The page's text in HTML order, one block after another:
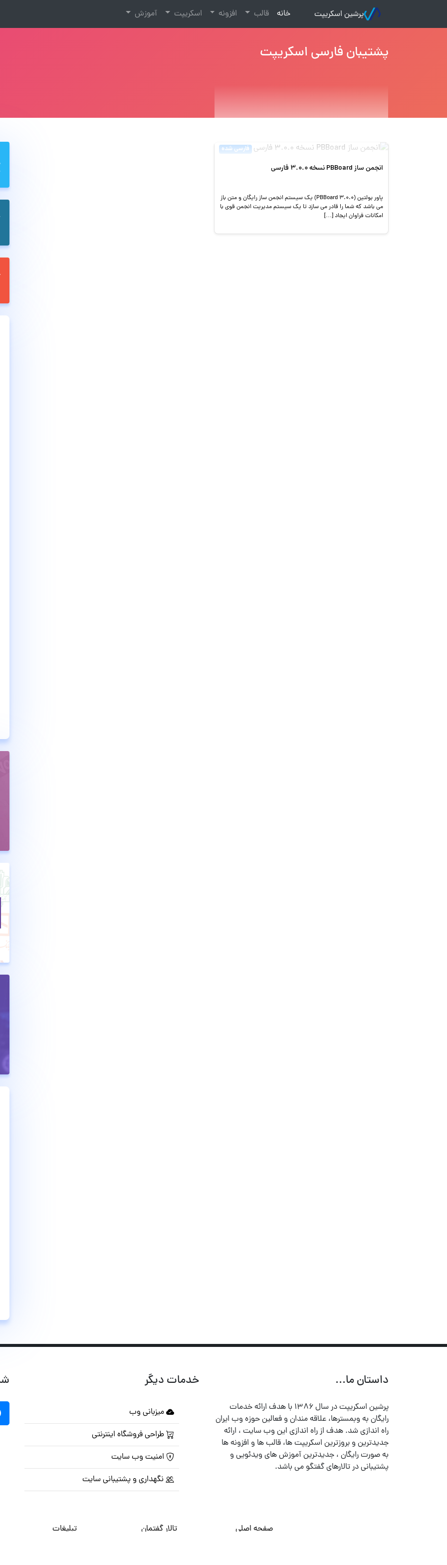
پرشین اسکریپت خانه
(current) قالب افزونه اسکریپت آموزش
پشتیبان فارسی اسکریپت
فارسی شده
انجمن ساز PBBoard نسخه 3.0.0 فارسی
پاور بولتین (PBBoard 3.0.0) یک سیستم انجمن ساز رایگان و متن باز
می باشد که شما را قادر می سازد تا یک سیستم مدیریت انجمن قوی با
امکانات فراوان ایجاد […]
داستان ما...
پرشین اسکریپت در سال ۱۳۸۶ با هدف ارائه خدمات
رایگان به وبمسترها، علاقه مندان و فعالین حوزه وب ایران
راه اندازی شد. هدف از راه اندازی این وب سایت ، ارائه
جدیدترین و بروزترین اسکریپت ها، قالب ها و افزونه ها
به صورت رایگان ، جدیدترین آموزش های ویدئویی و
پشتیبانی در تالارهای گفتگو می باشد.
خدمات دیگر
میزبانی وب
طراحی فروشگاه اینترنتی
امنیت وب سایت
نگهداری و پشتیبانی سایت
صفحه اصلی تالار گفتمان تبلیغات